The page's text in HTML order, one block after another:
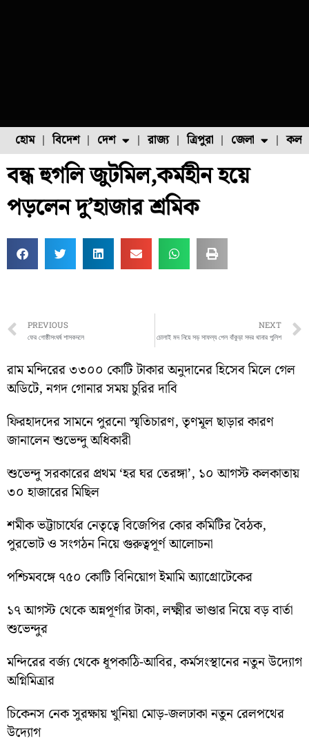
হোম বিদেশ দেশ
ফুল চাষ ফল চাষ মাছ চাষ
রাজ্য ত্রিপুরা জেলা
উত্তর ২৪ পরগনা
বন্ধ হুগলি জুটমিল,কর্মহীন হয়ে
পড়লেন দু’হাজার শ্রমিক
Prev
PREVIOUS
ফের গোষ্ঠীসংঘর্ষ শাসকদলে
NEXT
চোলাই মদ নিয়ে সড় সাফল্য পেল বাঁকুড়া সদর থানার পুলিশ
রাম মন্দিরের ৩৩০০ কোটি টাকার অনুদানের হিসেব মিলে গেল
অডিটে, নগদ গোনার সময় চুরির দাবি
ফিরহাদদের সামনে পুরনো স্মৃতিচারণ, তৃণমূল ছাড়ার কারণ
জানালেন শুভেন্দু অধিকারী
শুভেন্দু সরকারের প্রথম ‘হর ঘর তেরঙ্গা’, ১০ আগস্ট কলকাতায়
৩০ হাজারের মিছিল
শমীক ভট্টাচার্যের নেতৃত্বে বিজেপির কোর কমিটির বৈঠক,
পুরভোট ও সংগঠন নিয়ে গুরুত্বপূর্ণ আলোচনা
পশ্চিমবঙ্গে ৭৫০ কোটি বিনিয়োগ ইমামি অ্যাগ্রোটেকের
১৭ আগস্ট থেকে অন্নপূর্ণার টাকা, লক্ষ্মীর ভাণ্ডার নিয়ে বড় বার্তা
শুভেন্দুর
মন্দিরের বর্জ্য থেকে ধূপকাঠি-আবির, কর্মসংস্থানের নতুন উদ্যোগ
অগ্নিমিত্রার
চিকেনস নেক সুরক্ষায় খুনিয়া মোড়-জলঢাকা নতুন রেলপথের
উদ্যোগ